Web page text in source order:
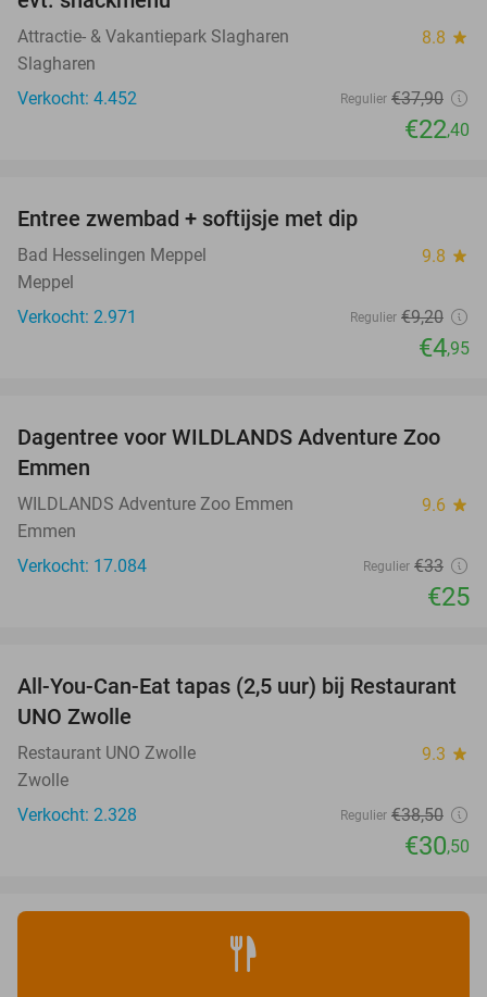
Attractie- & Vakantiepark Slagharen 8.8 star
Slagharen
Verkocht: 4.452
Regulier €37,90
€22,40
Entree zwembad + softijsje met dip
Bad Hesselingen Meppel 9.8 star
Meppel
Verkocht: 2.971
Regulier €9,20
€4,95
24%
Dagentree voor WILDLANDS Adventure Zoo
Emmen
WILDLANDS Adventure Zoo Emmen 9.6 star
Emmen
Verkocht: 17.084
Regulier €33
€25
21%
All-You-Can-Eat tapas (2,5 uur) bij Restaurant
UNO Zwolle
Restaurant UNO Zwolle 9.3 star
Zwolle
Verkocht: 2.328
Regulier €38,50
€30,50